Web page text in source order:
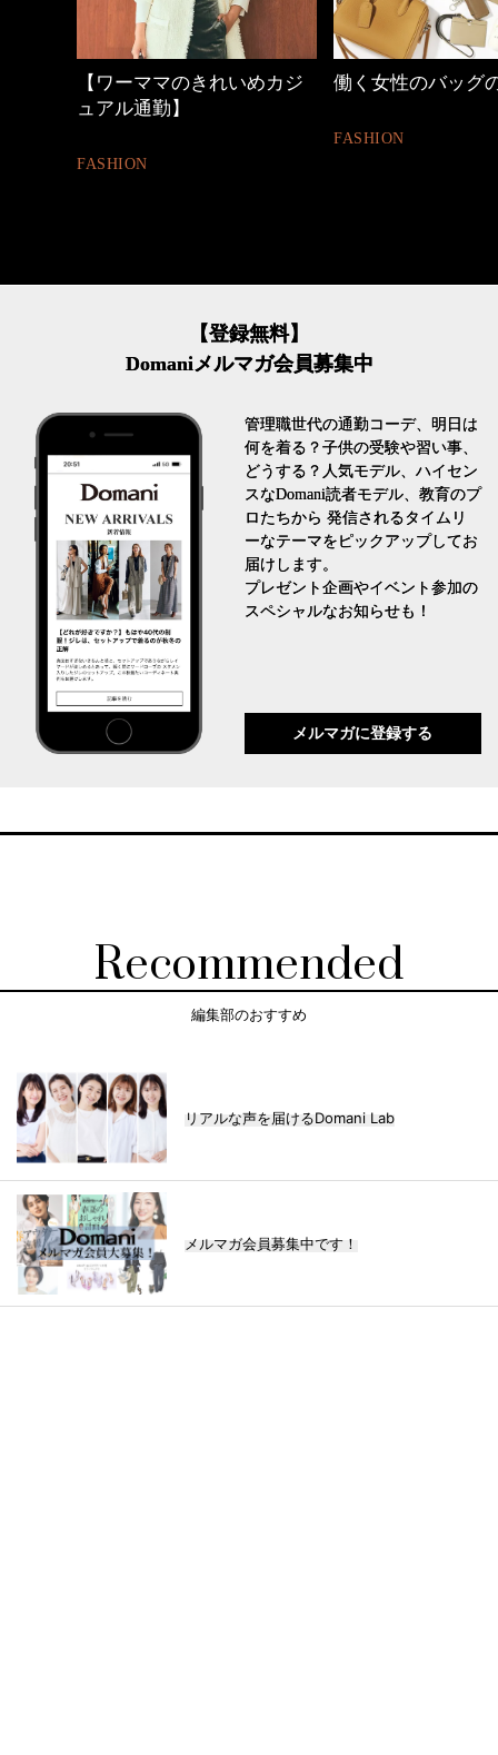
働く女性のバッグの中身
心地よくいられる
【登録無料】
Domaniメルマガ会員募集中
管理職世代の通勤コーデ、明日は
何を着る？子供の受験や習い事、
どうする？人気モデル、ハイセン
スなDomani読者モデル、教育のプ
ロたちから 発信されるタイムリ
ーなテーマをピックアップしてお
届けします。
プレゼント企画やイベント参加の
スペシャルなお知らせも！
メルマガに登録する
Recommended
編集部のおすすめ
リアルな声を届けるDomani Lab
メルマガ会員募集中です！